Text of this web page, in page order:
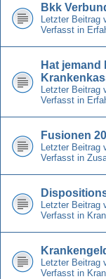
Bkk
Letzter Beitrag
Verfasst in
Hat
Letzter Beitrag
Verfasst in
Fusionen
Letzter Beitrag
Verfasst in
Letzter Beitrag
Verfasst in
Letzter Beitrag
Verfasst in